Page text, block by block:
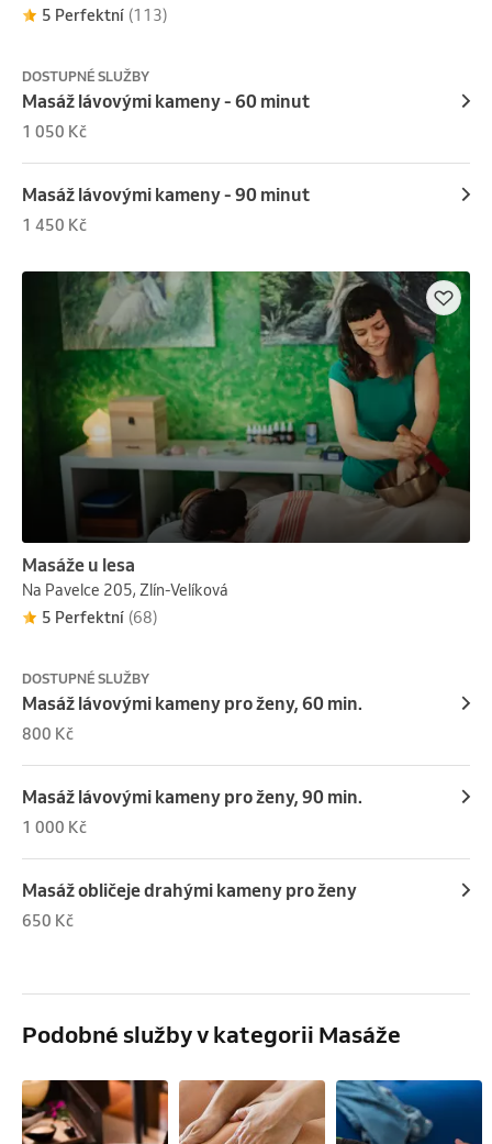
5 Perfektní (113)
DOSTUPNÉ SLUŽBY
Masáž lávovými kameny - 60 minut
1 050 Kč
Masáž lávovými kameny - 90 minut
1 450 Kč
Masáže u lesa
Na Pavelce 205, Zlín-Velíková
5 Perfektní (68)
DOSTUPNÉ SLUŽBY
Masáž lávovými kameny pro ženy, 60 min.
800 Kč
Masáž lávovými kameny pro ženy, 90 min.
1 000 Kč
Masáž obličeje drahými kameny pro ženy
650 Kč
Podobné služby v kategorii Masáže